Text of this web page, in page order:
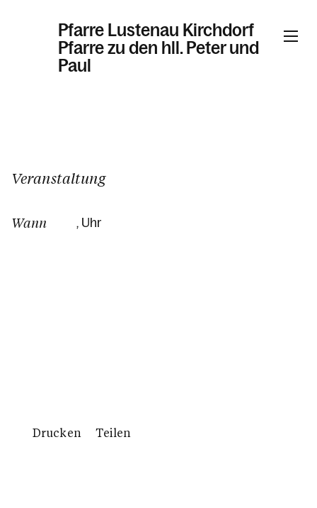
Pfarre Lustenau Kirchdorf
Pfarre zu den hll. Peter und
Paul
Kalender
Personen
Veranstaltung
Wann , Uhr
Drucken Teilen